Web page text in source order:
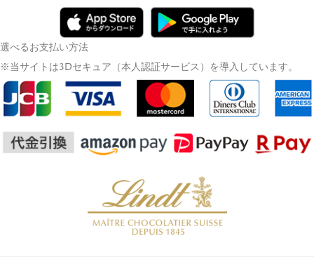
選べるお支払い方法
※当サイトは3Dセキュア（本人認証サービス）を導入しています。